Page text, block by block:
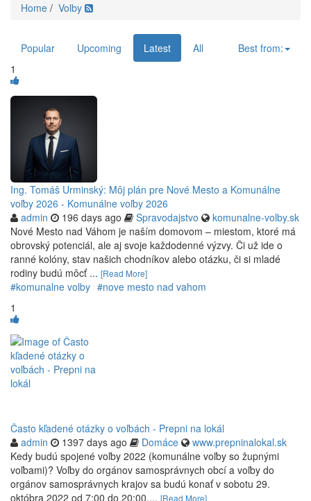
Home / Volby
Popular Upcoming Latest All
Best from:
1
Ing. Tomáš Urminský: Môj plán pre Nové Mesto a Komunálne
voľby 2026 - Komunálne voľby 2026
admin
196 days ago Spravodajstvo
komunalne-volby.sk
Nové Mesto nad Váhom je naším domovom – miestom, ktoré má
obrovský potenciál, ale aj svoje každodenné výzvy. Či už ide o
ranné kolóny, stav našich chodníkov alebo otázku, či si mladé
rodiny budú môcť ... [Read More]
#komunalne volby #nove mesto nad vahom
1
Často kľadené otázky o voľbách - Prepni na lokál
admin
1397 days ago Domáce
www.prepninalokal.sk
Kedy budú spojené voľby 2022 (komunálne voľby so župnými
voľbami)? Voľby do orgánov samosprávnych obcí a voľby do
orgánov samosprávnych krajov sa budú konať v sobotu 29.
októbra 2022 od 7:00 do 20:00.... [Read More]